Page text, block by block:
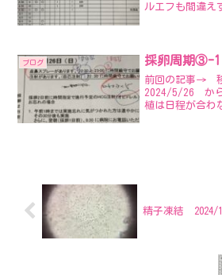
ルエフも間違え
で、この日は
を待ってから内
れているよう...
ブログ 採卵周期③-
前回の記事→
2024/5/26 から
植は日程が合わ
きる日だった
精子凍結 2024/